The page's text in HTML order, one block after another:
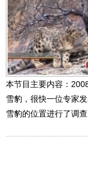
本节目主要内容：
雪豹，很快一位专家
雪豹的位置进行了调